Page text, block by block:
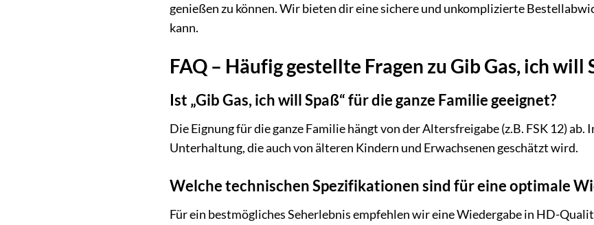
genießen zu können. Wir bieten dir eine sichere und unkomplizierte
kann.
FAQ – Häufig gestellte Fragen zu Gib Gas, ich will
Ist „Gib Gas, ich will Spaß“ für die ganze Familie geeignet?
Die Eignung für die ganze Familie hängt von der Altersfreigabe (z.B. FSK 12)
Unterhaltung, die auch von älteren Kindern und Erwachsenen geschätzt wird.
Welche technischen Spezifikationen sind für eine optimale
Für ein bestmögliches Seherlebnis empfehlen wir eine Wiedergabe in HD-